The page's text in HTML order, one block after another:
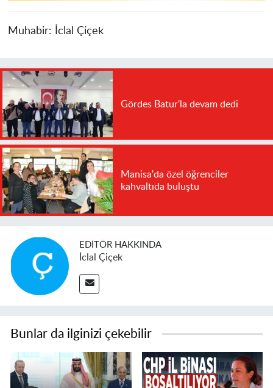
Muhabir: İclal Çiçek
Gördes Batur'la devam dedi
Manisa'da özel öğrenciler
kahvaltıda buluştu
EDITÖR HAKKINDA
İclal Çiçek
Bunlar da ilginizi çekebilir